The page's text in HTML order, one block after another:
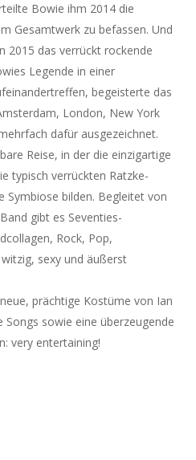
Bowie ihm 2014 die
Gesamtwerk zu befassen. Und
2015 das verrückt rockende
Legende in einer
begeisterte das
London, New York
dafür ausgezeichnet.
Reise, in der die einzigartige
typisch verrückten Ratzke-
Symbiose bilden. Begleitet von
gibt es Seventies-
Rock, Pop,
sexy und äußerst
prächtige Kostüme von Ian
sowie eine überzeugende
very entertaining!